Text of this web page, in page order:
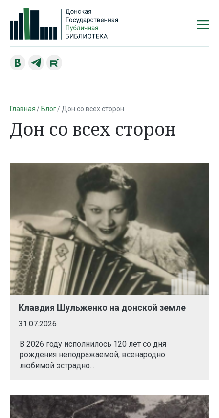
Главная Блог Дон со всех сторон
Дон со всех сторон
Клавдия Шульженко на донской земле
31.07.2026
В 2026 году исполнилось 120 лет со дня
рождения неподражаемой, всенародно
любимой эстрадно...